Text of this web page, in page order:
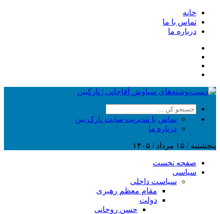
خانه
تماس با ما
درباره ما
تماس با مدیریت سایت نازک بین
درباره ما
پنجشنبه / ۱۵ مرداد / ۱۴۰۵
صفحه نخست
سیاسی
سیاست داخلی
مقام معظم رهبری
دولت
حسن روحانی